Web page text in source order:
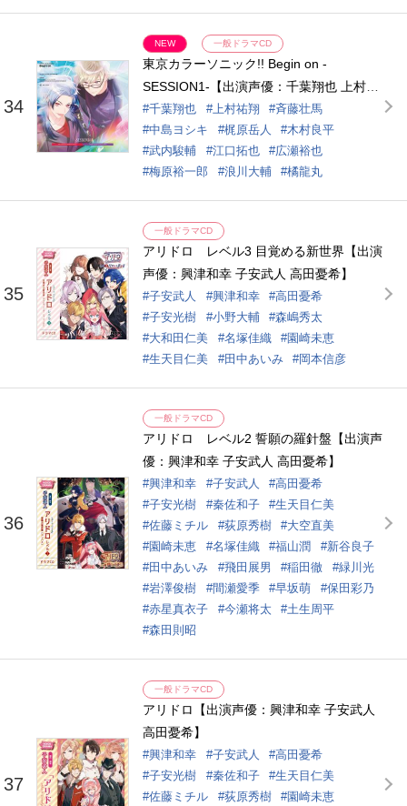
34
NEW 一般ドラマCD
東京カラーソニック!! Begin on -
SESSION1-【出演声優：千葉翔也 上村祐
翔 斉藤壮馬 中島ヨシキ 梶原岳人 木村良
平 武内駿輔 江口拓也 広瀬裕也 梅原裕一
郎 浪川大輔 橘龍丸】
千葉翔也 上村祐翔
斉藤壮馬
中島ヨシキ
梶原岳人
木村良平
武内駿輔
江口拓也
広瀬裕也
梅原裕一郎
浪川大輔 橘龍丸
35
一般ドラマCD
アリドロ レベル3 目覚める新世界【出演
声優：興津和幸 子安武人 高田憂希】
子安武人 興津和幸
高田憂希
子安光樹
小野大輔
森嶋秀太
大和田仁美
名塚佳織
園崎未恵
生天目仁美
田中あいみ 岡本信彦
36
一般ドラマCD
アリドロ レベル2 誓願の羅針盤【出演声
優：興津和幸 子安武人 高田憂希】
興津和幸 子安武人
高田憂希
子安光樹
秦佐和子
生天目仁美
佐藤ミチル
荻原秀樹
大空直美
園崎未恵
名塚佳織 福山潤
新谷良子
田中あいみ
飛田展男 稲田徹
緑川光
岩澤俊樹
間瀬愛季 早坂萌
保田彩乃
赤星真衣子
今瀬将太
土生周平
森田則昭
37
一般ドラマCD
アリドロ【出演声優：興津和幸 子安武人
高田憂希】
興津和幸 子安武人
高田憂希
子安光樹
秦佐和子
生天目仁美
佐藤ミチル
荻原秀樹
園崎未恵